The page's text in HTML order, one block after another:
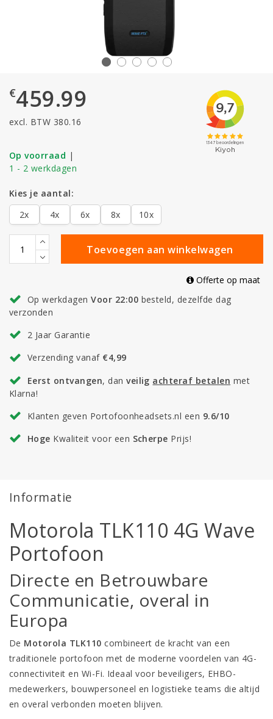
€459.99
excl. BTW 380.16
Op voorraad |
1 - 2 werkdagen
Kies je aantal:
2x
4x 6x 8x 10x
Toevoegen aan winkelwagen
Offerte op maat
Op werkdagenVoor 22:00 besteld, dezelfde dag
verzonden
2 Jaar Garantie
Verzending vanaf €4,99
Eerst ontvangen, danveilig achteraf betalen met
Klarna!
Klanten geven Portofoonheadsets.nl een 9.6/10
Hoge Kwaliteit voor een Scherpe Prijs!
Informatie
Motorola TLK110 4G Wave
Portofoon
Directe en Betrouwbare
Communicatie, overal in
Europa
De Motorola TLK110 combineert de kracht van een
traditionele portofoon met de moderne voordelen van 4G-
connectiviteit en Wi-Fi. Ideaal voor beveiligers, EHBO-
medewerkers, bouwpersoneel en logistieke teams die altijd
en overal verbonden moeten blijven.